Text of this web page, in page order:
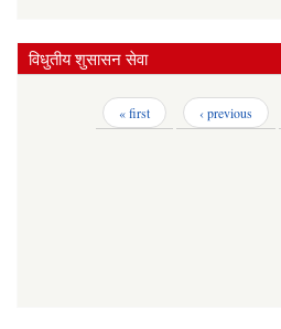
विधुतीय शुसासन सेवा
« first ‹ previous